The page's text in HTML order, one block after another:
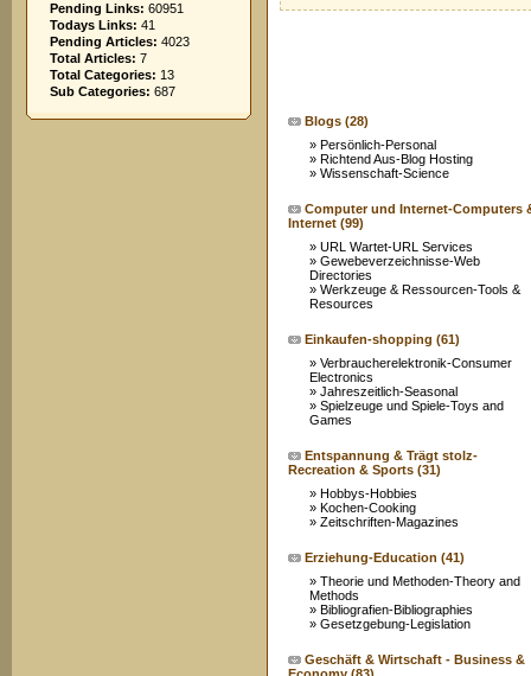
Pending Links: 60951
Todays Links: 41
Pending Articles: 4023
Total Articles: 7
Total Categories: 13
Sub Categories: 687
Blogs (28)
» Persönlich-Personal
» Richtend Aus-Blog Hosting
» Wissenschaft-Science
Computer und Internet-Computers
Internet (99)
» URL Wartet-URL Services
» Gewebeverzeichnisse-Web
Directories
» Werkzeuge & Ressourcen-Tools &
Resources
Einkaufen-shopping (61)
» Verbraucherelektronik-Consumer
Electronics
» Jahreszeitlich-Seasonal
» Spielzeuge und Spiele-Toys and
Games
Entspannung & Trägt stolz-
Recreation & Sports (31)
» Hobbys-Hobbies
» Kochen-Cooking
» Zeitschriften-Magazines
Erziehung-Education (41)
» Theorie und Methoden-Theory and
Methods
» Bibliografien-Bibliographies
» Gesetzgebung-Legislation
Geschäft & Wirtschaft - Business &